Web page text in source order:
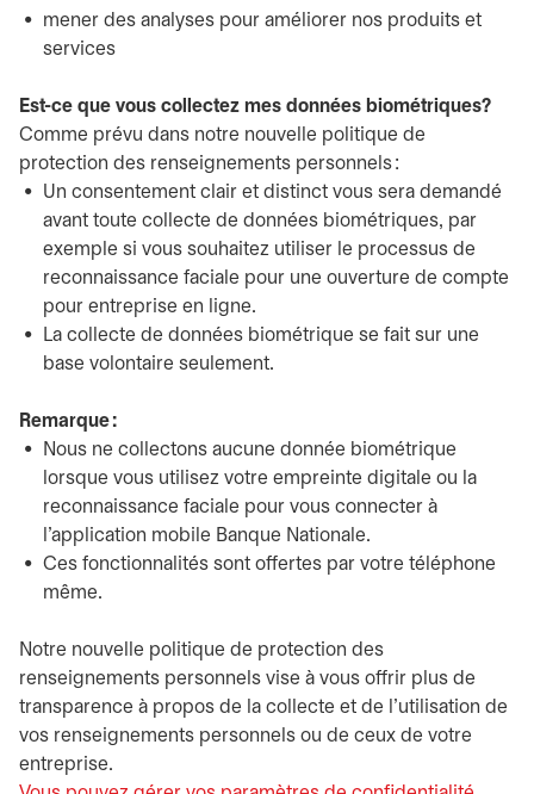
mener des analyses pour améliorer nos produits et
services
Est-ce que vous collectez mes données biométriques?
Comme prévu dans notre nouvelle politique de
protection des renseignements personnels :
Un consentement clair et distinct vous sera demandé
avant toute collecte de données biométriques, par
exemple si vous souhaitez utiliser le processus de
reconnaissance faciale pour une ouverture de compte
pour entreprise en ligne.
La collecte de données biométrique se fait sur une
base volontaire seulement.
Remarque :
Nous ne collectons aucune donnée biométrique
lorsque vous utilisez votre empreinte digitale ou la
reconnaissance faciale pour vous connecter à
l’application mobile Banque Nationale.
Ces fonctionnalités sont offertes par votre téléphone
même.
Notre nouvelle politique de protection des
renseignements personnels vise à vous offrir plus de
transparence à propos de la collecte et de l’utilisation de
vos renseignements personnels ou de ceux de votre
entreprise.